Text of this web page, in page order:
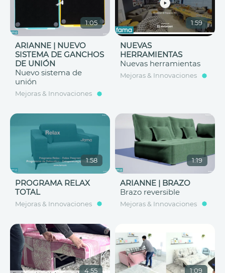
1:05
ARIANNE | NUEVO
SISTEMA DE GANCHOS
DE UNIÓN
Nuevo sistema de
unión
Mejoras & Innovaciones
1:59
NUEVAS
HERRAMIENTAS
Nuevas herramientas
Mejoras & Innovaciones
1:58
PROGRAMA RELAX
TOTAL
Mejoras & Innovaciones
1:19
ARIANNE | BRAZO
Brazo reversible
Mejoras & Innovaciones
4:55 1:09